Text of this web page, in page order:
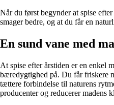
Når du først begynder at spise
smager bedre, og at du får en
En sund vane med
At spise efter årstiden er en enkel
bæredygtighed på. Du får friskere
tættere forbindelse til naturens
producenter og reducerer madens